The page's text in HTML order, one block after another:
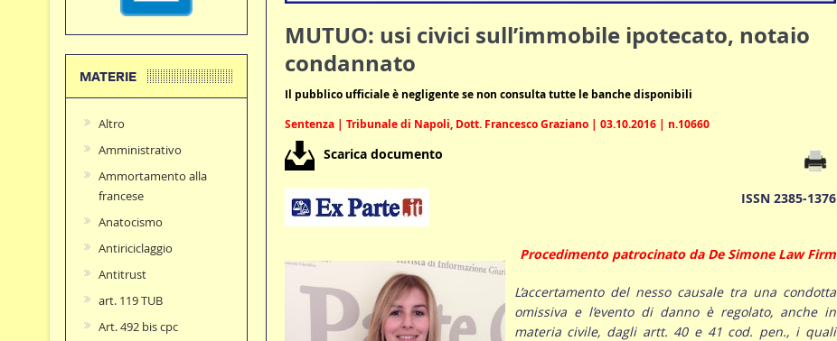
MUTUO: usi civici sull’immobile ipotecato, notaio
condannato
Il pubblico ufficiale è negligente se non consulta tutte le banche disponibili
Sentenza | Tribunale di Napoli, Dott. Francesco Graziano | 03.10.2016 | n.10660
Scarica documento
ISSN 2385-1376
Procedimento patrocinato da De Simone Law Firm
L’accertamento del nesso causale tra una condotta
omissiva e l’evento di danno è regolato, anche in
materia civile, dagli artt. 40 e 41 cod. pen., i quali
MATERIE
Altro
Amministrativo
Ammortamento alla
francese
Anatocismo
Antiriciclaggio
Antitrust
art. 119 TUB
Art. 492 bis cpc